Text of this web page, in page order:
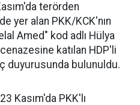
terörden
yer alan PKK/KCK'nın
Amed" kod adlı Hülya
katılan HDP'li
duyurusunda bulunuldu.
Kasım'da PKK'lı